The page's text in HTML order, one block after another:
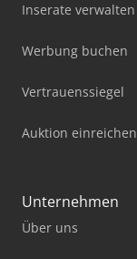
Inserate verwalten
Werbung buchen
Vertrauenssiegel
Auktion einreichen
Unternehmen
Über uns